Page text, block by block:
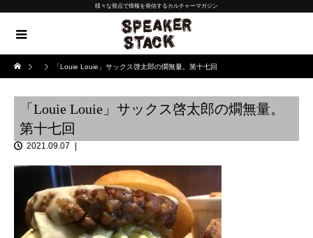
様々な視点で情報を発信するカルチャーマガジン
「Louie Louie」サックス啓太郎の燗無量。第十七回
「Louie Louie」サックス啓太郎の燗無量。
第十七回
2021.09.07